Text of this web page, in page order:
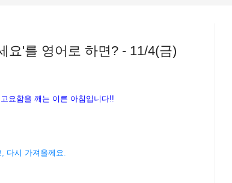
요'를 영어로 하면? - 11/4(금)
요함을 깨는 이른 아침입니다!!
, 다시 가져올께요.